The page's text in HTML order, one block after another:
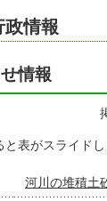
政情報
情報
表がスライドし
河川の堆積土